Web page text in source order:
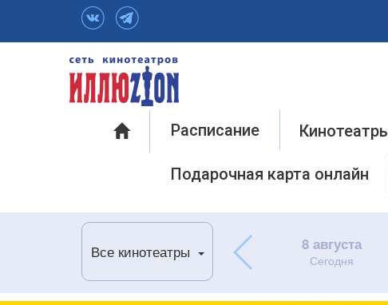
Расписание
Подарочная карта онлайн
Все кинотеатры 8 августа
Сегодня